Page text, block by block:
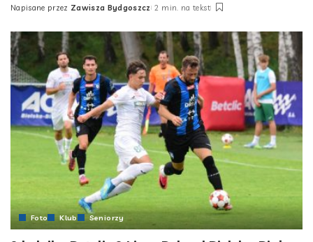
Napisane przez Zawisza Bydgoszcz 2 min. na tekst
Foto Klub Seniorzy